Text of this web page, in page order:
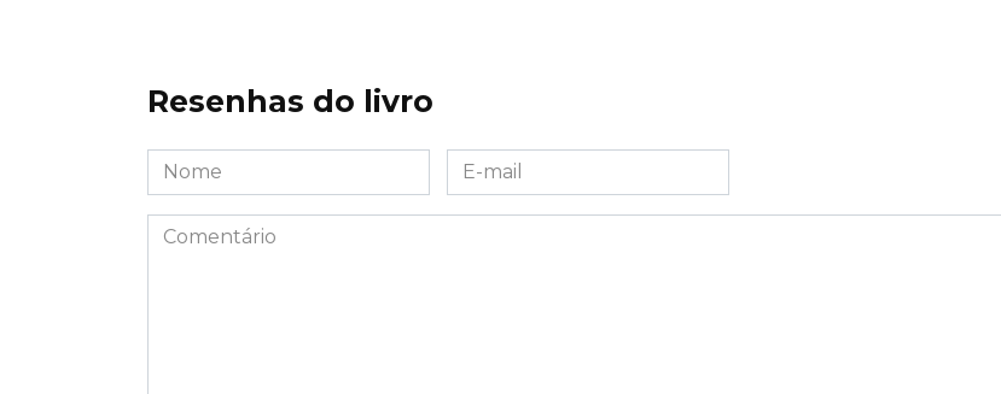
Resenhas do livro
Nome
*
E-
mail
*
Comentário